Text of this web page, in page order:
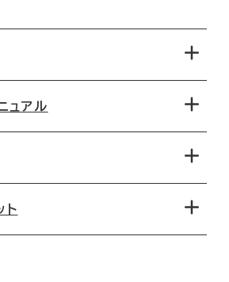
ュアル
ーション
ト